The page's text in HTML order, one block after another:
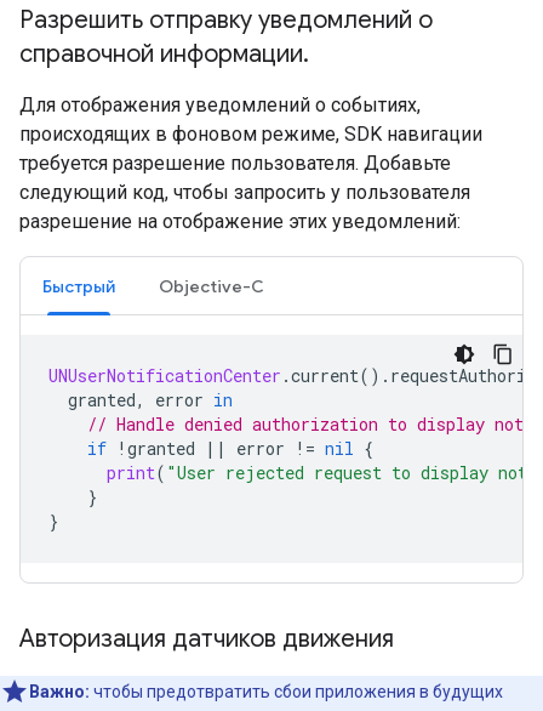
Разрешить отправку уведомлений о
справочной информации.
Для отображения уведомлений о событиях,
происходящих в фоновом режиме, SDK навигации
требуется разрешение пользователя. Добавьте
следующий код, чтобы запросить у пользователя
разрешение на отображение этих уведомлений:
Быстрый Objective-C
UNUserNotificationCenter .current().
granted, error in
// Handle denied authorization to display
if ! granted || error != nil {
print( "User rejected request to display
}
}
Авторизация датчиков движения
Важно: чтобы предотвратить сбои приложения в будущих